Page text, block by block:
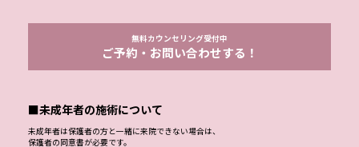
無料カウンセリング受付中
ご予約・お問い合わせする！
■未成年者の施術について
未成年者は保護者の方と一緒に来院できない場合は、
保護者の同意書が必要です。